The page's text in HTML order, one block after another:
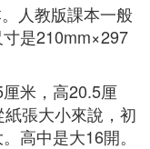
人教版課本一般
是210mm×297
米，高20.5厘
張大小來說，初
高中是大16開。